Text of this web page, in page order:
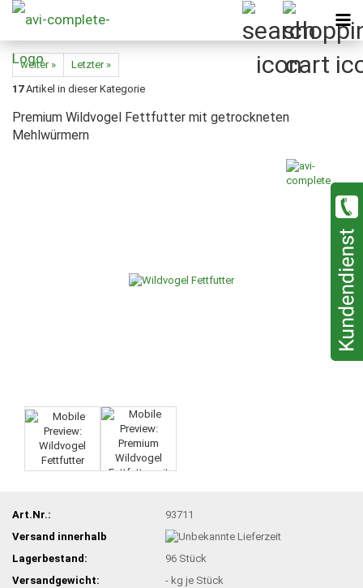
weiter »
Letzter »
17Artikel in dieser Kategorie
Premium Wildvogel Fettfutter mit getrockneten
Mehlwürmern
Art.Nr.:
93711
Versand innerhalb
Lagerbestand:
96 Stück
Versandgewicht:
- kg je Stück